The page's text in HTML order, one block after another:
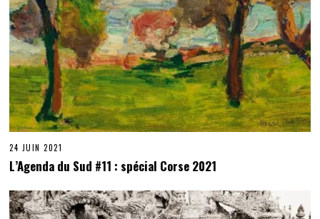
24 JUIN 2021
L’Agenda du Sud #11 : spécial Corse 2021